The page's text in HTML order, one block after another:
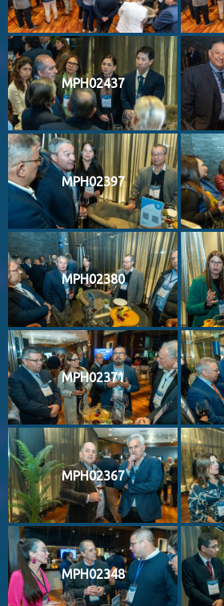
MPH02437
MPH02397
MPH02380
MPH02371
MPH02367
MPH02348